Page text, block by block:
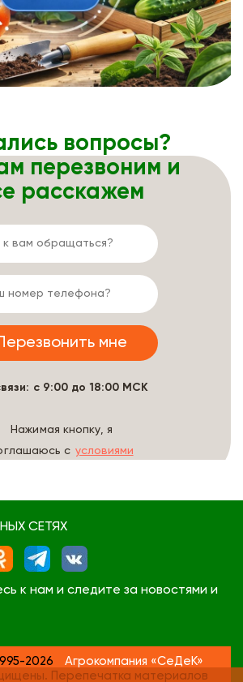
вопросы?
перезвоним и
расскажем
с 9:00 до 18:00 МСК
Нажимая кнопку, я
с условиями
СЕТЯХ
к нам и следите за новостями и
2026
Агрокомпания «СеДеК»
Перепечатка материалов